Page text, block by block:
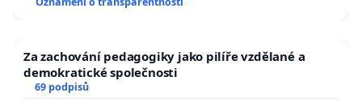
Za zachování pedagogiky jako pilíře vzdělané a
demokratické společnosti
69 podpisů